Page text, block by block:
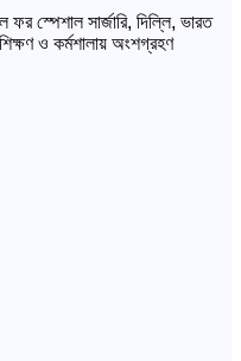
স্পেশাল সার্জারি, দিল্লি, ভারত
ও কর্মশালায় অংশগ্রহণ